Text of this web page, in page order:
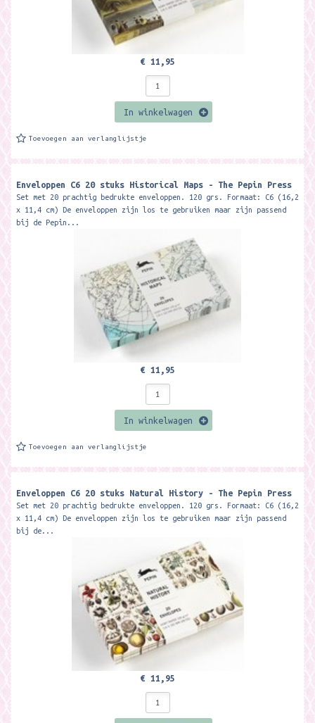
€ 11,95
In winkelwagen
Toevoegen aan verlanglijstje
Enveloppen C6 20 stuks Historical Maps - The Pepin Press
Set met 20 prachtig bedrukte enveloppen. 120 grs. Formaat: C6 (16,2
x 11,4 cm) De enveloppen zijn los te gebruiken maar zijn passend
bij de Pepin...
€ 11,95
In winkelwagen
Toevoegen aan verlanglijstje
Enveloppen C6 20 stuks Natural History - The Pepin Press
Set met 20 prachtig bedrukte enveloppen. 120 grs. Formaat: C6 (16,2
x 11,4 cm) De enveloppen zijn los te gebruiken maar zijn passend
bij de...
€ 11,95